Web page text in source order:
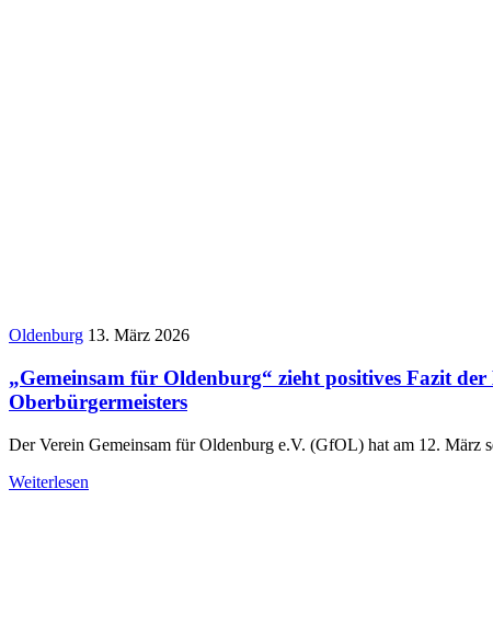
Oldenburg 13. März 2026
„Gemeinsam für Oldenburg“ zieht positives Fazit
Oberbürgermeisters
Der Verein Gemeinsam für Oldenburg e.V. (GfOL) hat am 12. März
Weiterlesen